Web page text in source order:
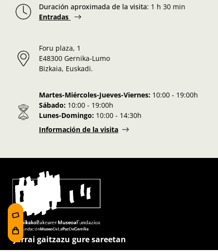
Duración aproximada de la visita: 1 h 30 min
Entradas
Foru plaza, 1
E48300 Gernika-Lumo
Bizkaia, Euskadi.
Martes-Miércoles-Jueves-Viernes: 10:00 - 19:00h
Sábado: 10:00 - 19:00h
Lunes-Domingo: 10:00 - 14:30h
Información de la visita
Jarrai gaitzazu gure sareetan